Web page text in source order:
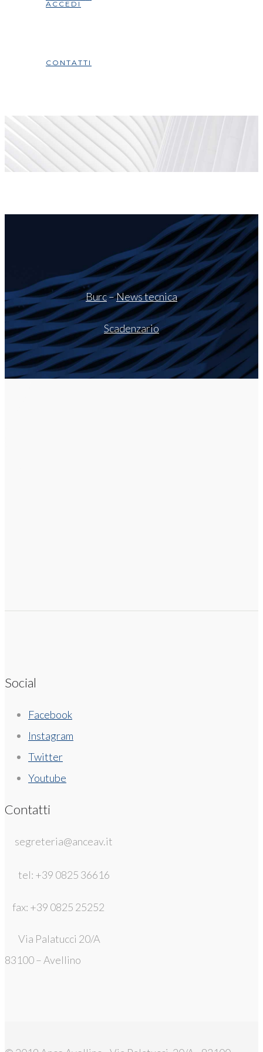
ACCEDI
CONTATTI
Burc–News tecnica
Scadenzario
Social
Facebook
Instagram
Twitter
Youtube
Contatti
segreteria@anceav.it
tel: +39 0825 36616
fax: +39 0825 25252
Via Palatucci 20/A
83100 – Avellino